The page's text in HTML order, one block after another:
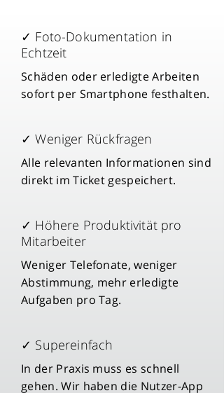
✓ Foto-Dokumentation in
Echtzeit
Schäden oder erledigte Arbeiten
sofort per Smartphone festhalten.
✓ Weniger Rückfragen
Alle relevanten Informationen sind
direkt im Ticket gespeichert.
✓ Höhere Produktivität pro
Mitarbeiter
Weniger Telefonate, weniger
Abstimmung, mehr erledigte
Aufgaben pro Tag.
✓ Supereinfach
In der Praxis muss es schnell
gehen. Wir haben die Nutzer-App